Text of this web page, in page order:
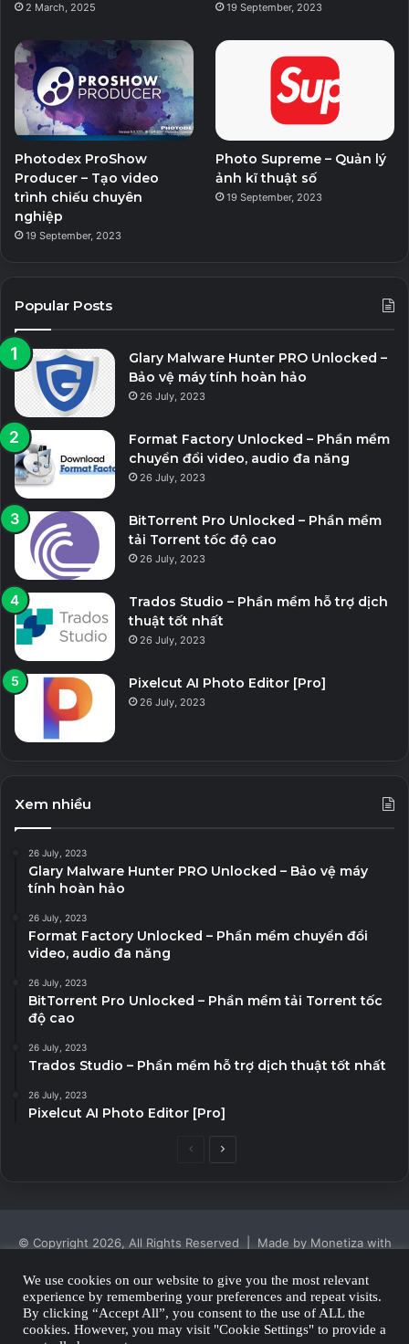
2 March, 2025 19 September, 2023
Photodex ProShow
Producer – Tạo video
trình chiếu chuyên
nghiệp
19 September, 2023
Photo Supreme – Quản lý
ảnh kĩ thuật số
19 September, 2023
Popular Posts
Glary Malware Hunter PRO Unlocked –
Bảo vệ máy tính hoàn hảo
26 July, 2023
Format Factory Unlocked – Phần mềm
chuyển đổi video, audio đa năng
26 July, 2023
BitTorrent Pro Unlocked – Phần mềm
tải Torrent tốc độ cao
26 July, 2023
Trados Studio – Phần mềm hỗ trợ dịch
thuật tốt nhất
26 July, 2023
Pixelcut AI Photo Editor [Pro]
26 July, 2023
Xem nhiều
26 July, 2023
Glary Malware Hunter PRO Unlocked – Bảo vệ máy
tính hoàn hảo
26 July, 2023
Format Factory Unlocked – Phần mềm chuyển đổi
video, audio đa năng
26 July, 2023
BitTorrent Pro Unlocked – Phần mềm tải Torrent tốc
độ cao
26 July, 2023
Trados Studio – Phần mềm hỗ trợ dịch thuật tốt nhất
26 July, 2023
Pixelcut AI Photo Editor [Pro]
PreviousNext
© Copyright 2026, All Rights Reserved | Made by Monetiza with
| Proudly Hosted by
Monetiza
Privacy Policy
We use cookies on our website to give you the most relevant
experience by remembering your preferences and repeat visits.
By clicking “Accept All”, you consent to the use of ALL the
cookies. However, you may visit "Cookie Settings" to provide a